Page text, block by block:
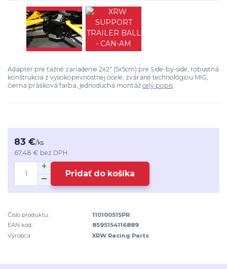
Adaptér pre ťažné zariadenie 2x2" (5x5cm) pre Side-by-side, robustná
konštrukcia z vysokopevnostnej ocele, zvárané technológiou MIG,
čierna prášková farba, jednoduchá montáž celý popis
83 €/ks
67,48 € bez DPH
Pridať do košíka
Číslo produktu:
110100515PR
EAN kód:
8595154116889
Výrobca:
XRW Racing Parts